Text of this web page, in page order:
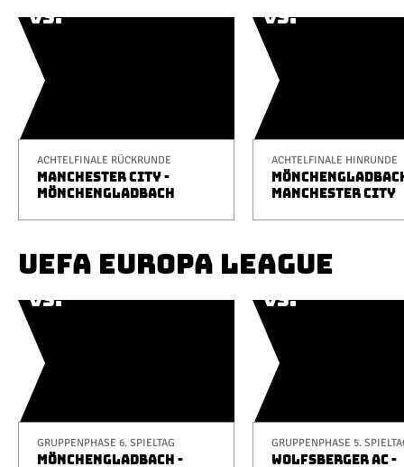
ACHTELFINALE RÜCKRUNDE
MANCHESTER CITY -
MÖNCHENGLADBACH
ACHTELFINALE HINRUNDE
MANCHESTER CITY
UEFA EUROPA LEAGUE
GRUPPENPHASE 6. SPIELTAG
MÖNCHENGLADBACH -
GRUPPENPHASE 5.
WOLFSBERGER AC -